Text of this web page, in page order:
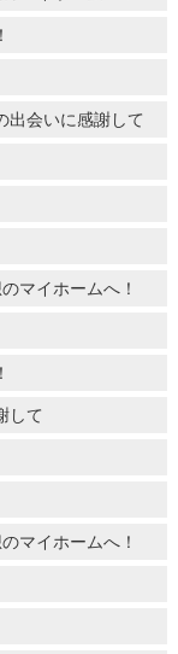
出会いに感謝して
マイホームへ！
して
マイホームへ！